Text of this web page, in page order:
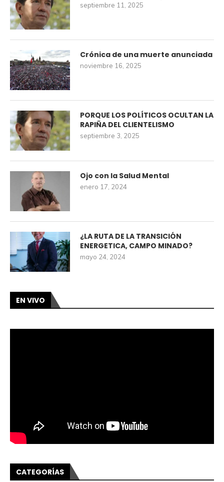
septiembre 11, 2025
Crónica de una muerte anunciada
noviembre 16, 2025
PORQUE LOS POLÍTICOS OCULTAN LA
RAPIÑA DEL CLIENTELISMO
septiembre 3, 2025
Ojo con la Salud Mental
enero 17, 2024
¿LA RUTA DE LA TRANSICIÓN
ENERGETICA, CAMPO MINADO?
mayo 24, 2024
EN VIVO
CATEGORÍAS